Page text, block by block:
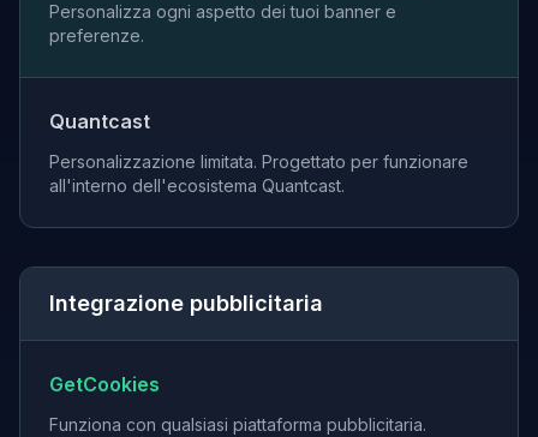
Personalizza ogni aspetto dei tuoi banner e
preferenze.
Quantcast
Personalizzazione limitata. Progettato per funzionare
all'interno dell'ecosistema Quantcast.
Integrazione pubblicitaria
GetCookies
Funziona con qualsiasi piattaforma pubblicitaria.